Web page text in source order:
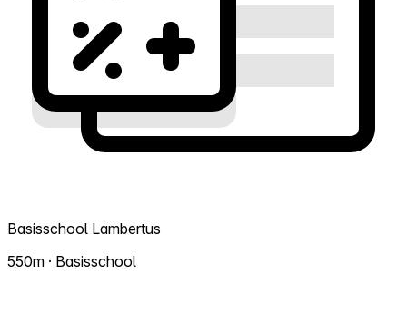
Basisschool Lambertus
550m · Basisschool